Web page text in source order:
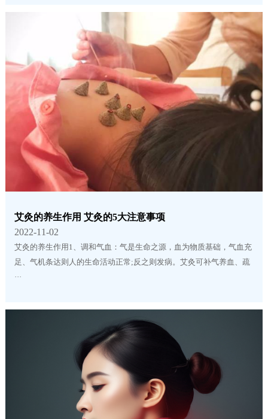
艾灸的养生作用 艾灸的5大注意事项
2022-11-02
艾灸的养生作用1、调和气血：气是生命之源，血为物质基础，气血充
足、气机条达则人的生命活动正常;反之则发病。艾灸可补气养血、疏
···